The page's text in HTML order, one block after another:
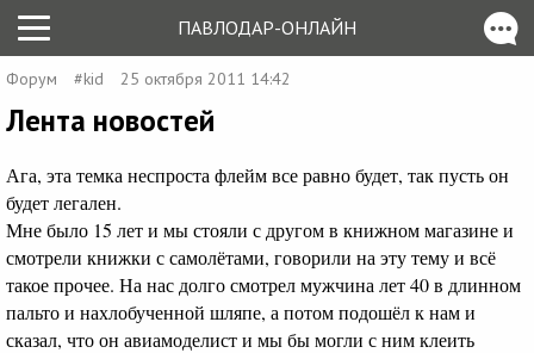
ПАВЛОДАР-ОНЛАЙН
Форум #kid 25 октября 2011 14:42
Лента новостей
Ага, эта темка неспроста флейм все равно будет, так пусть он
будет легален.
Мне было 15 лет и мы стояли с другом в книжном магазине и
смотрели книжки с самолётами, говорили на эту тему и всё
такое прочее. На нас долго смотрел мужчина лет 40 в длинном
пальто и нахлобученной шляпе, а потом подошёл к нам и
сказал, что он авиамоделист и мы бы могли с ним клеить